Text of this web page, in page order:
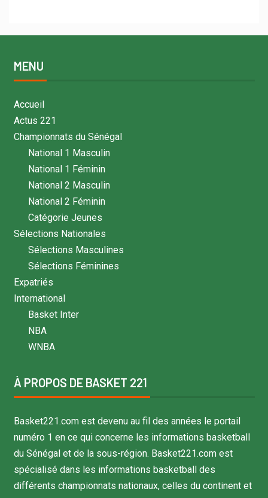
MENU
Accueil
Actus 221
Championnats du Sénégal
National 1 Masculin
National 1 Féminin
National 2 Masculin
National 2 Féminin
Catégorie Jeunes
Sélections Nationales
Sélections Masculines
Sélections Féminines
Expatriés
International
Basket Inter
NBA
WNBA
À PROPOS DE BASKET 221
Basket221.com est devenu au fil des années le portail
numéro 1 en ce qui concerne les informations basketball
du Sénégal et de la sous-région. Basket221.com est
spécialisé dans les informations basketball des
différents championnats nationaux, celles du continent et